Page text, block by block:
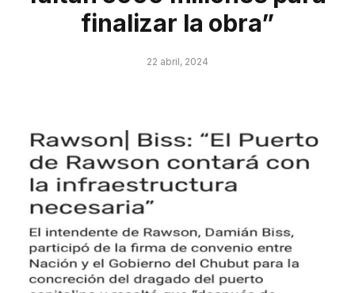
finalizar la obra”
22 abril, 2024